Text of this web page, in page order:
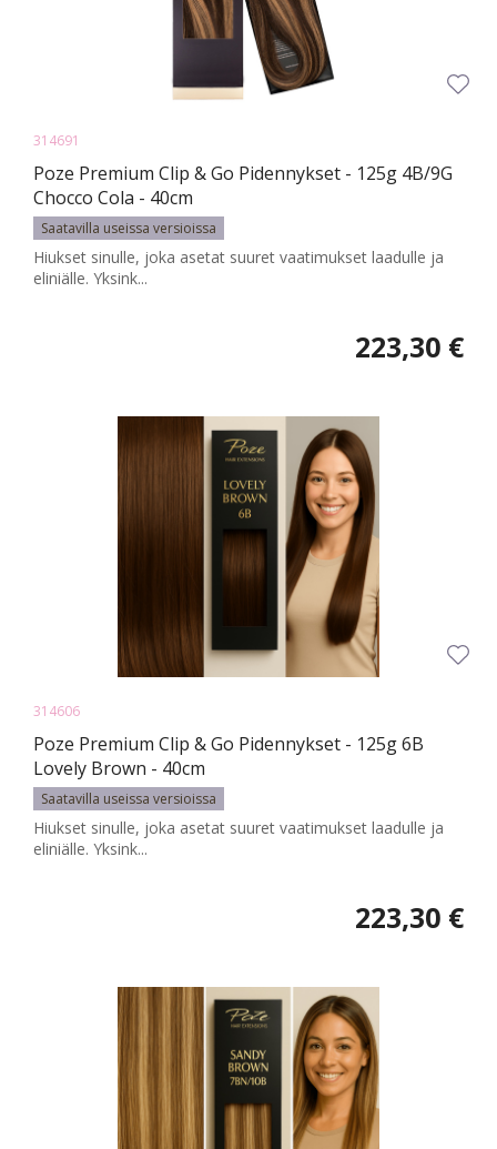
314691
Poze Premium Clip & Go Pidennykset - 125g 4B/9G
Chocco Cola - 40cm
Saatavilla useissa versioissa
Hiukset sinulle, joka asetat suuret vaatimukset laadulle ja
eliniälle. Yksink...
223,30 €
314606
Poze Premium Clip & Go Pidennykset - 125g 6B
Lovely Brown - 40cm
Saatavilla useissa versioissa
Hiukset sinulle, joka asetat suuret vaatimukset laadulle ja
eliniälle. Yksink...
223,30 €